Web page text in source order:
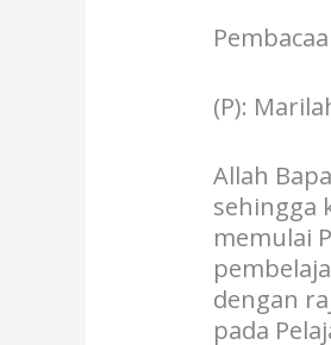
(P):
Allah
sehingga
memulai
dengan
pada